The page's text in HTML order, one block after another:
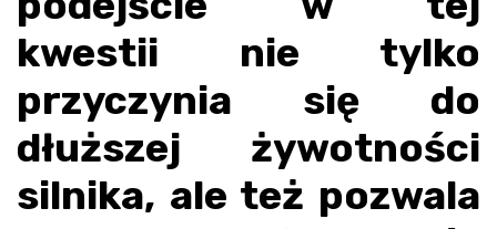
kwestii nie tylko
przyczynia się do
dłuższej żywotności
silnika, ale też pozwala